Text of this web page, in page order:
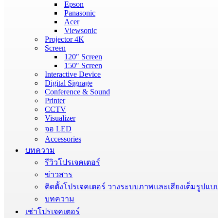
Epson
Panasonic
Acer
Viewsonic
Projector 4K
Screen
120″ Screen
150″ Screen
Interactive Device
Digital Signage
Conference & Sound
Printer
CCTV
Visualizer
จอ LED
Accessories
บทความ
รีวิวโปรเจคเตอร์
ข่าวสาร
ติดตั้งโปรเจคเตอร์ วางระบบภาพและเสียงเต็มรูปแบ
บทความ
เช่าโปรเจคเตอร์